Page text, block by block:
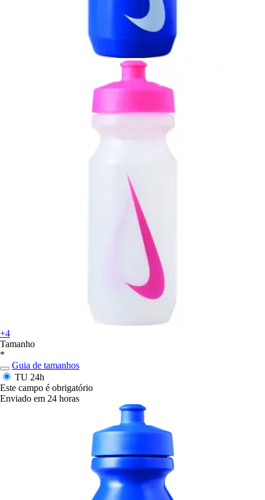
+4
Tamanho
*
Guia de tamanhos
TU 24h
Este campo é obrigatório
Enviado em 24 horas